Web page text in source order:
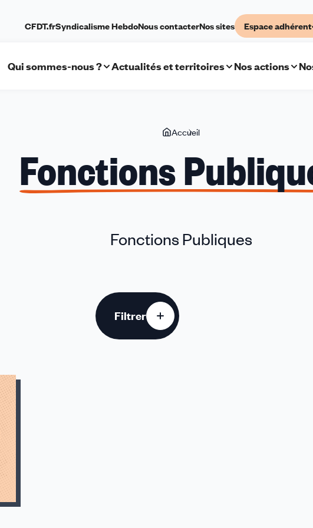
CFDT.frSyndicalisme HebdoNous contacterNos sites Espace
Qui sommes-nous ? Actualités et territoires Nos actions
VousAccueil
Fonctions
Fonctions Publiques
Filtrer